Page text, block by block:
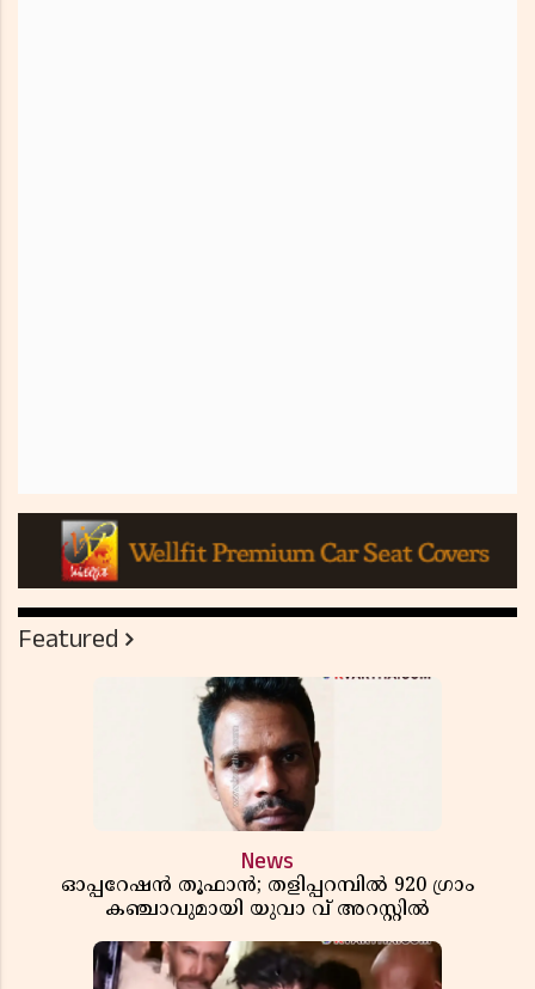
Featured
News
ഓപ്പറേഷൻ തൂഫാൻ; തളിപ്പറമ്പിൽ 920 ഗ്രാം
കഞ്ചാവുമായി യുവാ വ് അറസ്റ്റിൽ